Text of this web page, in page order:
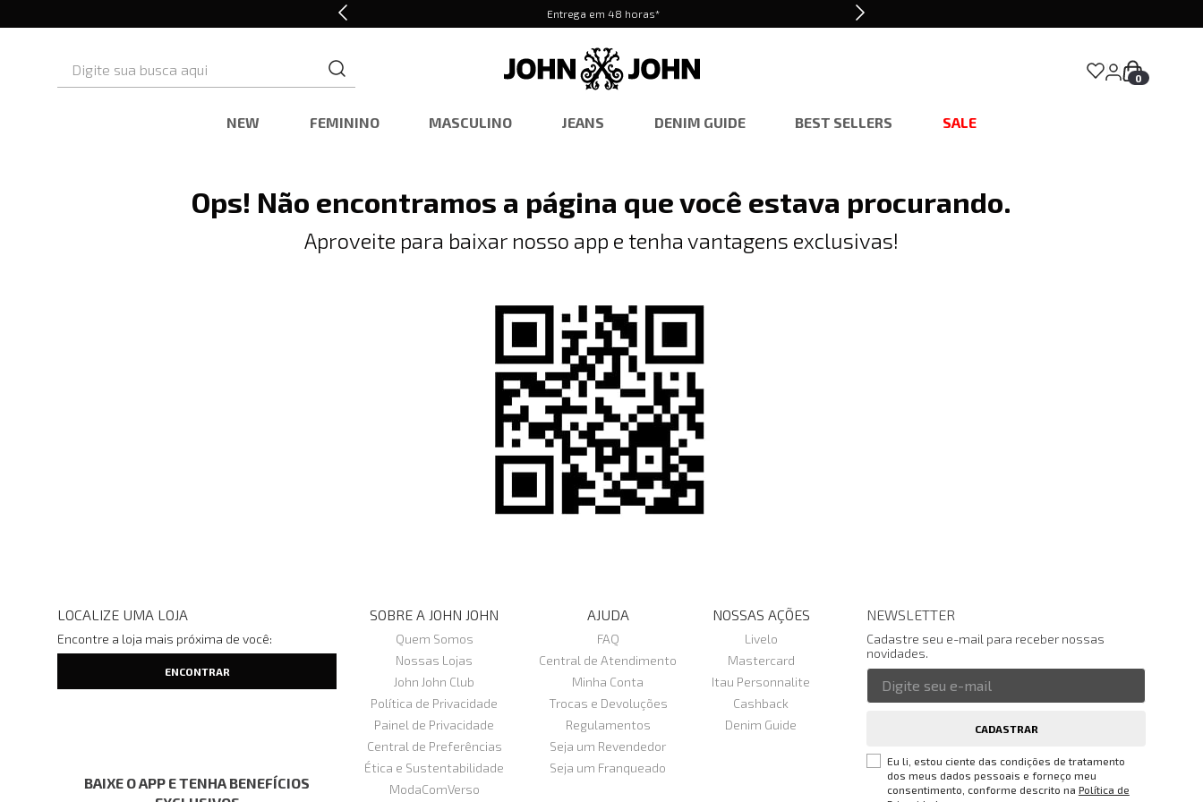
Entrega em 48 horas*
0
NEW FEMININO MASCULINO JEANS DENIM GUIDE BEST SELLERS SALE
Ops! Não encontramos a página que você estava procurando.
Aproveite para baixar nosso app e tenha vantagens exclusivas!
LOCALIZE UMA LOJA
Encontre a loja mais próxima de você:
BAIXE O APP E TENHA BENEFÍCIOS
SOBRE A JOHN JOHN
Quem Somos
Nossas Lojas
John John Club
Política de Privacidade
Painel de Privacidade
Central de Preferências
Ética e Sustentabilidade
ModaComVerso
AJUDA
FAQ
Central de Atendimento
Minha Conta
Trocas e Devoluções
Regulamentos
Seja um Revendedor
Seja um Franqueado
NOSSAS AÇÕES
Livelo
Mastercard
Itau Personnalite
Cashback
Denim Guide
NEWSLETTER
Cadastre seu e-mail para receber nossas
novidades.
CADASTRAR
Eu li, estou ciente das condições de tratamento
dos meus dados pessoais e forneço meu
consentimento, conforme descrito na Política de